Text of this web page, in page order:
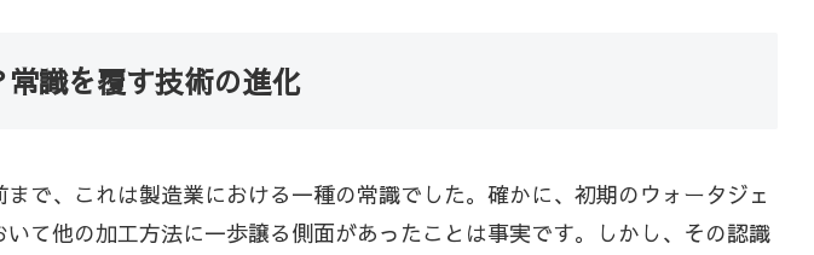
識を覆す技術の進化
で、これは製造業における一種の常識でした。確かに、初期のウォータジェ
て他の加工方法に一歩譲る側面があったことは事実です。しかし、その認識